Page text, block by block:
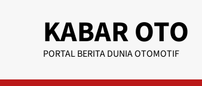
KABAR OTO
PORTAL BERITA DUNIA OTOMOTIF